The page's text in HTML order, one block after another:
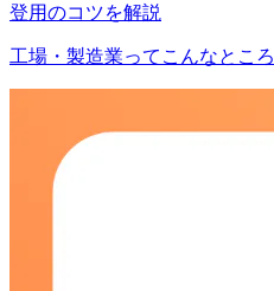
登用のコツを解説
工場・製造業ってこんなところ